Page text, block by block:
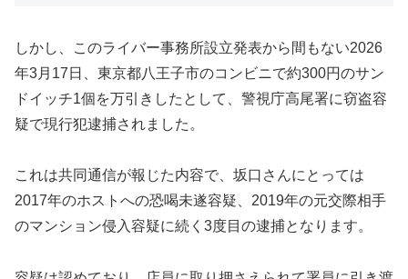
しかし、このライバー事務所設立発表から間もない2026
年3月17日、東京都八王子市のコンビニで約300円のサン
ドイッチ1個を万引きしたとして、警視庁高尾署に窃盗容
疑で現行犯逮捕されました。
これは共同通信が報じた内容で、坂口さんにとっては
2017年のホストへの恐喝未遂容疑、2019年の元交際相手
のマンション侵入容疑に続く3度目の逮捕となります。